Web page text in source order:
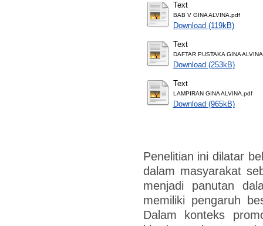
Text
BAB V GINA ALVINA.pdf
Download (119kB)
Text
DAFTAR PUSTAKA GINA
Download (253kB)
Text
LAMPIRAN GINA ALVINA.pdf
Download (965kB)
Penelitian ini dilatar
dalam masyarakat
menjadi panutan
memiliki pengaruh
Dalam konteks